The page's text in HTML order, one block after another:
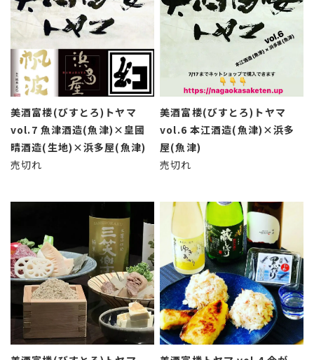
美酒富楼(びすとろ)トヤマ
vol.7 魚津酒造(魚津)×皇國
晴酒造(生地)×浜多屋(魚津)
売切れ
美酒富楼(びすとろ)トヤマ
vol.6 本江酒造(魚津)×浜多
屋(魚津)
売切れ